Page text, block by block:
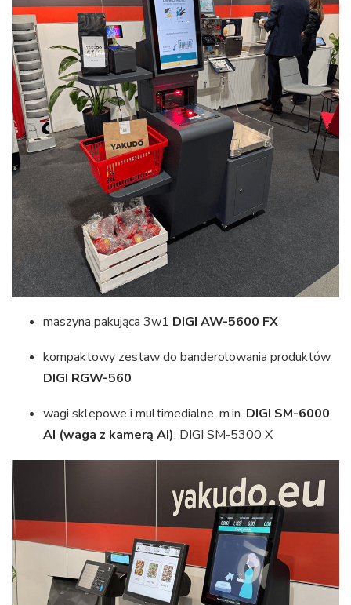
maszyna pakująca 3w1 DIGI AW-5600 FX
kompaktowy zestaw do banderolowania produktów
DIGI RGW-560
wagi sklepowe i multimedialne, m.in. DIGI SM-6000
AI (waga z kamerą AI), DIGI SM-5300 X